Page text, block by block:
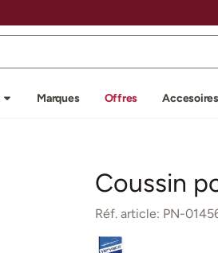
Marques Offres Accesoires
Coussin
Réf. article: PN-